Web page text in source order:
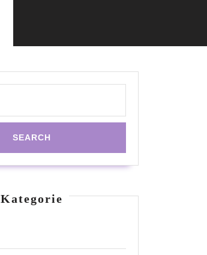
Kategorie